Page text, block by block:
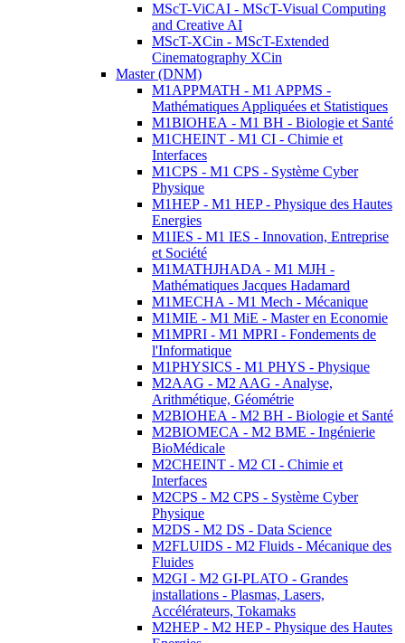
MScT-ViCAI - MScT-Visual Computing
and Creative AI
MScT-XCin - MScT-Extended
Cinematography XCin
Master (DNM)
M1APPMATH - M1 APPMS -
Mathématiques Appliquées et Statistiques
M1BIOHEA - M1 BH - Biologie et Santé
M1CHEINT - M1 CI - Chimie et
Interfaces
M1CPS - M1 CPS - Système Cyber
Physique
M1HEP - M1 HEP - Physique des Hautes
Energies
M1IES - M1 IES - Innovation, Entreprise
et Société
M1MATHJHADA - M1 MJH -
Mathématiques Jacques Hadamard
M1MECHA - M1 Mech - Mécanique
M1MIE - M1 MiE - Master en Economie
M1MPRI - M1 MPRI - Fondements de
l'Informatique
M1PHYSICS - M1 PHYS - Physique
M2AAG - M2 AAG - Analyse,
Arithmétique, Géométrie
M2BIOHEA - M2 BH - Biologie et Santé
M2BIOMECA - M2 BME - Ingénierie
BioMédicale
M2CHEINT - M2 CI - Chimie et
Interfaces
M2CPS - M2 CPS - Système Cyber
Physique
M2DS - M2 DS - Data Science
M2FLUIDS - M2 Fluids - Mécanique des
Fluides
M2GI - M2 GI-PLATO - Grandes
installations - Plasmas, Lasers,
Accélérateurs, Tokamaks
M2HEP - M2 HEP - Physique des Hautes